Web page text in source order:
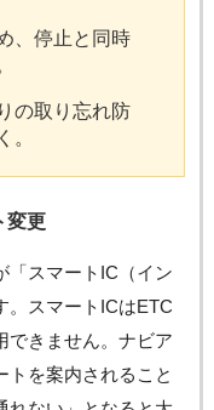
、停止と同時
の取り忘れ防
。
変更
「スマートIC（イン
。スマートICはETC
できません。ナビア
トを案内されること